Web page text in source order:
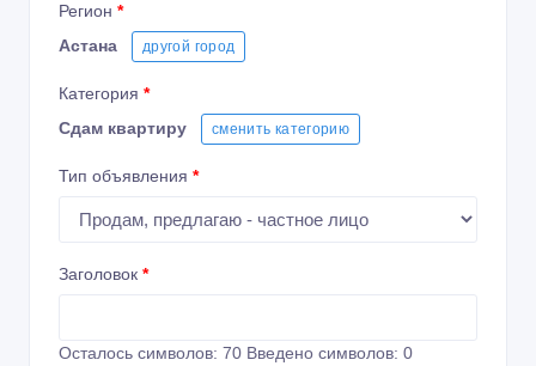
Регион *
Астана
другой город
Категория *
Сдам квартиру
сменить категорию
Тип объявления *
Заголовок *
Осталось символов: 70 Введено символов: 0